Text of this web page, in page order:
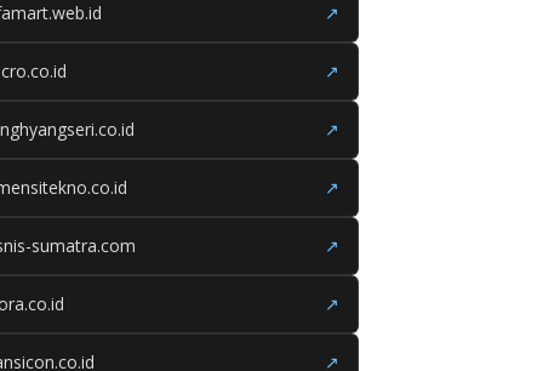
↗
↗
↗
↗
sumatra.com ↗
↗
↗